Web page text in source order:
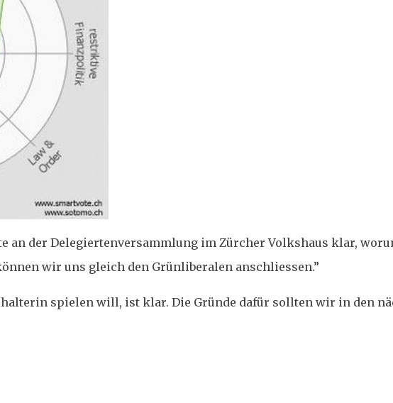
an der Delegiertenversammlung im Zürcher Volkshaus klar,
wir uns gleich den Grünliberalen anschliessen.”
spielen will, ist klar. Die Gründe dafür sollten wir in den